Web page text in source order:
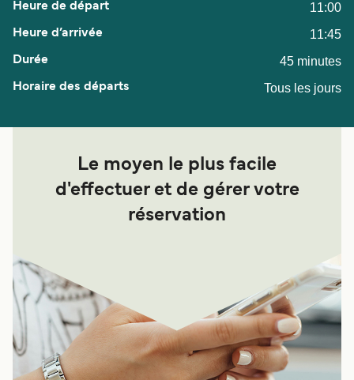
11:00
11:45
45 minutes
Tous les jours
Le moyen le plus facile
d'effectuer et de gérer votre
réservation